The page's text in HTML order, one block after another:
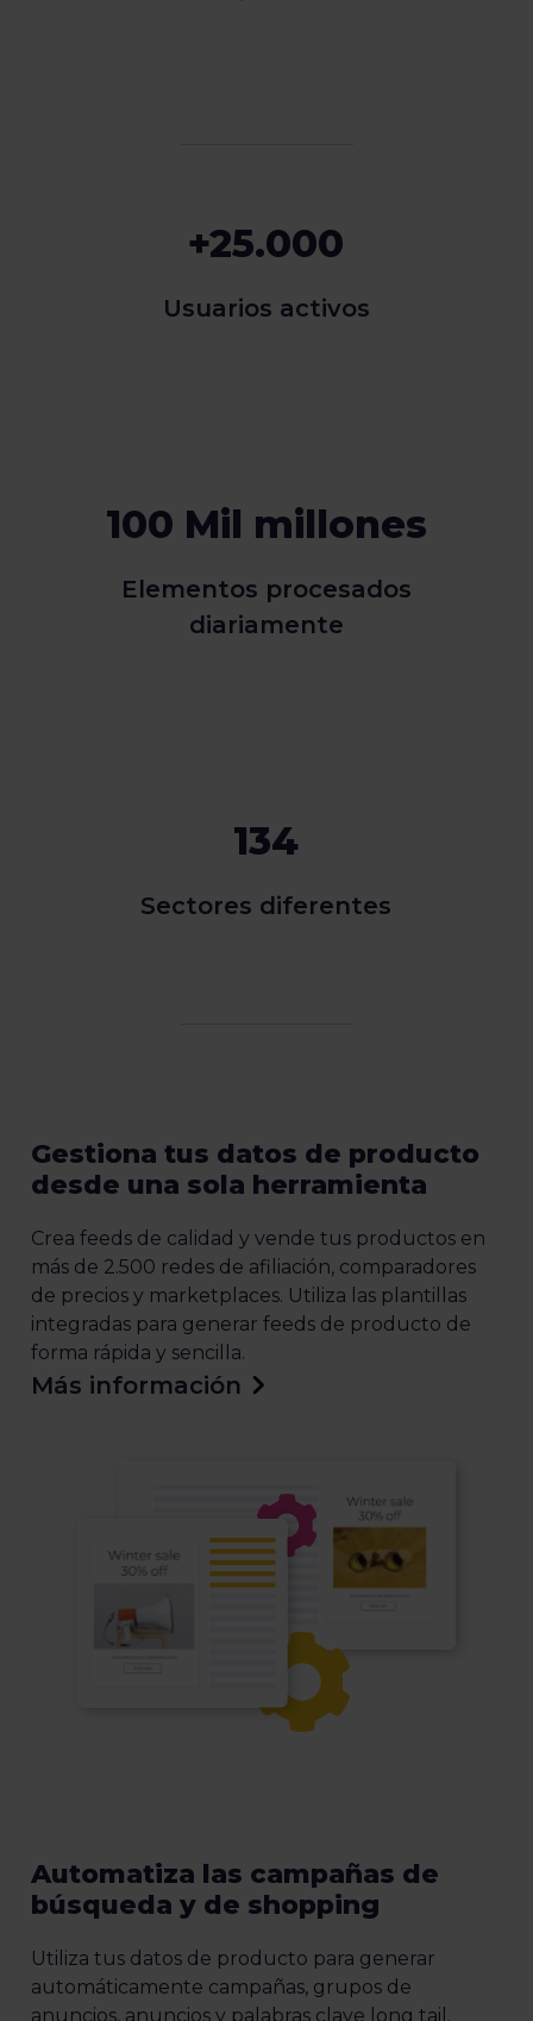
+25.000
Usuarios activos
100 Mil millones
Elementos procesados
diariamente
134
Sectores diferentes
Gestiona tus datos de producto
desde una sola herramienta
Crea feeds de calidad y vende tus productos en
más de 2.500 redes de afiliación, comparadores
de precios y marketplaces. Utiliza las plantillas
integradas para generar feeds de producto de
forma rápida y sencilla.
Más información
Automatiza las campañas de
búsqueda y de shopping
Utiliza tus datos de producto para generar
automáticamente campañas, grupos de
anuncios, anuncios y palabras clave long tail.